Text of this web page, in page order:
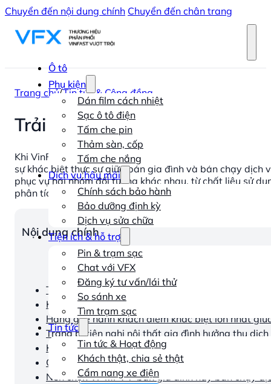
Chuyển đến nội dung chính Chuyển đến chân trang
Ô tô
Phụ kiện
Dán film cách nhiệt
Sạc ô tô điện
Tấm che pin
Thảm sàn, cốp
Tấm che nắng
Dịch vụ hậu mãi
Chính sách bảo hành
Bảo dưỡng định kỳ
Dịch vụ sửa chữa
Tiện ích & hỗ trợ
Pin & trạm sạc
Chat với VFX
Đăng ký tư vấn/lái thử
So sánh xe
Tìm trạm sạc
Tin tức
Tin tức & Hoạt động
Khách thật, chia sẻ thật
Cẩm nang xe điện
Trang chủ/Tin tức & Cộng đồng
Trải nghiệm nội thất VinFast
Khi VinFast chính thức ra mắt mẫu xe ô tô điện gia đình
sự khác biệt thực sự giữa bản gia đình và bản chạy dịch
phục vụ hai nhóm đối tượng khác nhau, từ chất liệu sử
phân tích chi tiết những điểm khác biệt quan trọng để
Nội dung chính
Thiết kế tổng thể nội thất VF MPV 7 hướng đến ai
Khoang lái VF MPV 7 tiện nghi cho gia đình hay
Hàng ghế hành khách điểm khác biệt lớn nhất
Trang bị tiện nghi nội thất gia đình hưởng thụ
Không gian và khả năng chứa đồ VF MPV 7 có
Cách âm và độ êm ái trải nghiệm khác biệt trên
Nên chọn VF MPV 7 bản gia đình hay bản chạy